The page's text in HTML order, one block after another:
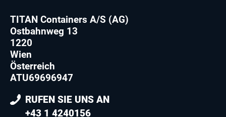
TITAN Containers A/S (AG)
Ostbahnweg 13
1220
Wien
Österreich
ATU69696947
RUFEN SIE UNS AN
+43 1 4240156